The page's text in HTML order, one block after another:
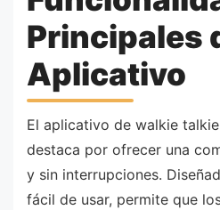
Principales
Aplicativo
El aplicativo de walkie
destaca por ofrecer una
y sin interrupciones.
fácil de usar, permite que